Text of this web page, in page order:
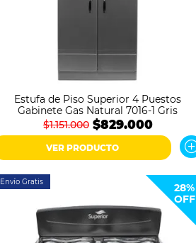
Estufa de Piso Superior 4 Puestos
Gabinete Gas Natural 7016-1 Gris
$1.151.000 $829.000
VER PRODUCTO
Envío Gratis
28%
OFF